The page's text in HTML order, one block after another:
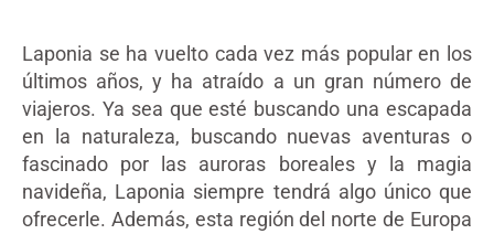
Laponia se ha vuelto cada vez más popular en los
últimos años, y ha atraído a un gran número de
viajeros. Ya sea que esté buscando una escapada
en la naturaleza, buscando nuevas aventuras o
fascinado por las auroras boreales y la magia
navideña, Laponia siempre tendrá algo único que
ofrecerle. Además, esta región del norte de Europa